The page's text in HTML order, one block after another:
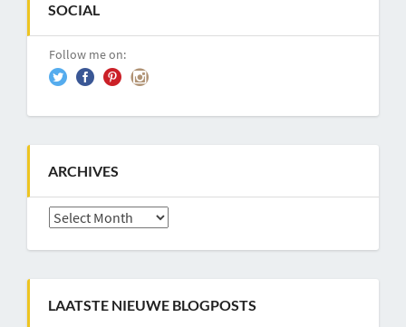
SOCIAL
Follow me on:
ARCHIVES
Archives
LAATSTE NIEUWE BLOGPOSTS